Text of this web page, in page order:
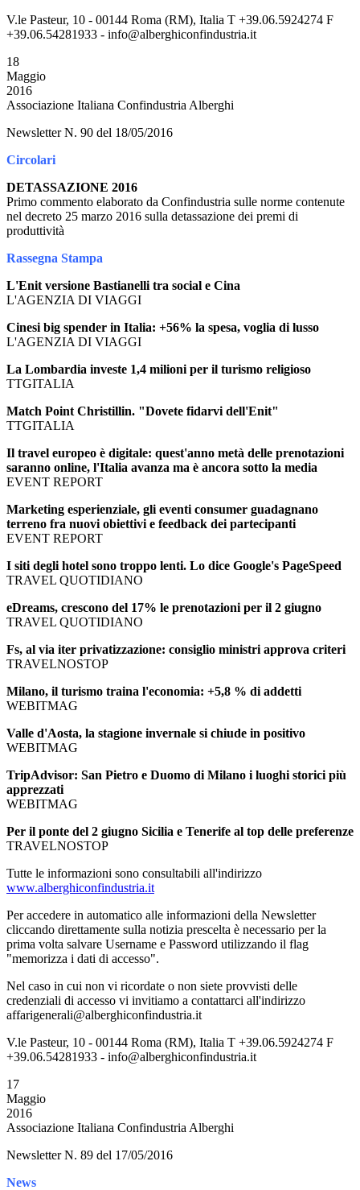
V.le Pasteur, 10 - 00144 Roma (RM), Italia T +39.06.5924274 F
+39.06.54281933 - info@alberghiconfindustria.it
18
Maggio
2016
Associazione Italiana Confindustria Alberghi
Newsletter N. 90 del 18/05/2016
Circolari
DETASSAZIONE 2016
Primo commento elaborato da Confindustria sulle norme contenute
nel decreto 25 marzo 2016 sulla detassazione dei premi di
produttività
Rassegna Stampa
L'Enit versione Bastianelli tra social e Cina
L'AGENZIA DI VIAGGI
Cinesi big spender in Italia: +56% la spesa, voglia di lusso
L'AGENZIA DI VIAGGI
La Lombardia investe 1,4 milioni per il turismo religioso
TTGITALIA
Match Point Christillin. "Dovete fidarvi dell'Enit"
TTGITALIA
Il travel europeo è digitale: quest'anno metà delle prenotazioni
saranno online, l'Italia avanza ma è ancora sotto la media
EVENT REPORT
Marketing esperienziale, gli eventi consumer guadagnano
terreno fra nuovi obiettivi e feedback dei partecipanti
EVENT REPORT
I siti degli hotel sono troppo lenti. Lo dice Google's PageSpeed
TRAVEL QUOTIDIANO
eDreams, crescono del 17% le prenotazioni per il 2 giugno
TRAVEL QUOTIDIANO
Fs, al via iter privatizzazione: consiglio ministri approva criteri
TRAVELNOSTOP
Milano, il turismo traina l'economia: +5,8 % di addetti
WEBITMAG
Valle d'Aosta, la stagione invernale si chiude in positivo
WEBITMAG
TripAdvisor: San Pietro e Duomo di Milano i luoghi storici più
apprezzati
WEBITMAG
Per il ponte del 2 giugno Sicilia e Tenerife al top delle preferenze
TRAVELNOSTOP
Tutte le informazioni sono consultabili all'indirizzo
www.alberghiconfindustria.it
Per accedere in automatico alle informazioni della Newsletter
cliccando direttamente sulla notizia prescelta è necessario per la
prima volta salvare Username e Password utilizzando il flag
"memorizza i dati di accesso".
Nel caso in cui non vi ricordate o non siete provvisti delle
credenziali di accesso vi invitiamo a contattarci all'indirizzo
affarigenerali@alberghiconfindustria.it
V.le Pasteur, 10 - 00144 Roma (RM), Italia T +39.06.5924274 F
+39.06.54281933 - info@alberghiconfindustria.it
17
Maggio
2016
Associazione Italiana Confindustria Alberghi
Newsletter N. 89 del 17/05/2016
News